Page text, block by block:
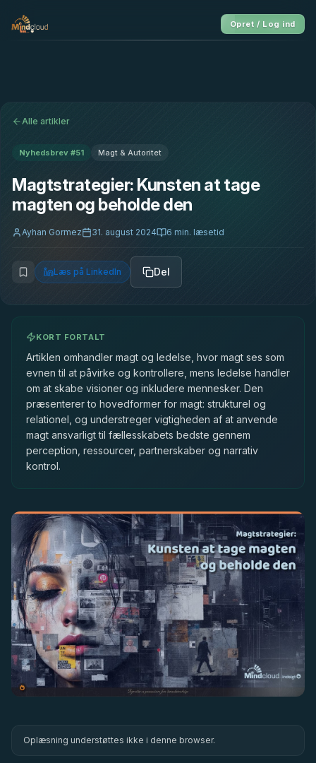
Opret / Log ind
Alle artikler
Nyhedsbrev #51 Magt & Autoritet
Magtstrategier: Kunsten at tage
magten og beholde den
Ayhan Gormez 31. august 2024 6 min. læsetid
Læs på LinkedIn Del
KORT FORTALT
Artiklen omhandler magt og ledelse, hvor magt ses som
evnen til at påvirke og kontrollere, mens ledelse handler
om at skabe visioner og inkludere mennesker. Den
præsenterer to hovedformer for magt: strukturel og
relationel, og understreger vigtigheden af at anvende
magt ansvarligt til fællesskabets bedste gennem
perception, ressourcer, partnerskaber og narrativ
kontrol.
Oplæsning understøttes ikke i denne browser.